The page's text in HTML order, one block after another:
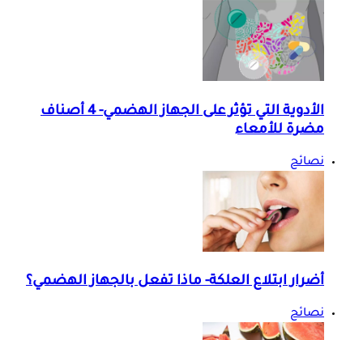
الأدوية التي تؤثر على الجهاز الهضمي- 4 أصناف
مضرة للأمعاء
نصائح
أضرار ابتلاع العلكة- ماذا تفعل بالجهاز الهضمي؟
نصائح